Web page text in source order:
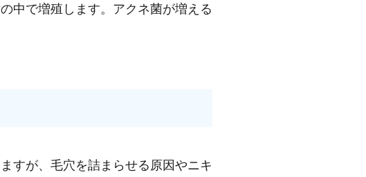
中で増殖します。アクネ菌が増える
すが、毛穴を詰まらせる原因やニキ